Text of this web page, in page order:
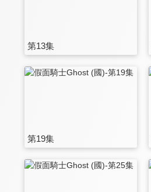
第13集
第19集